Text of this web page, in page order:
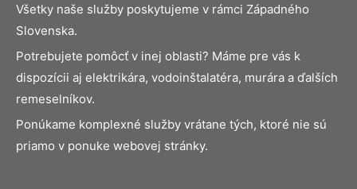
Všetky naše služby poskytujeme v rámci Západného
Slovenska.
Potrebujete pomôcť v inej oblasti? Máme pre vás k
dispozícii aj elektrikára, vodoinštalatéra, murára a ďalších
remeselníkov.
Ponúkame komplexné služby vrátane tých, ktoré nie sú
priamo v ponuke webovej stránky.